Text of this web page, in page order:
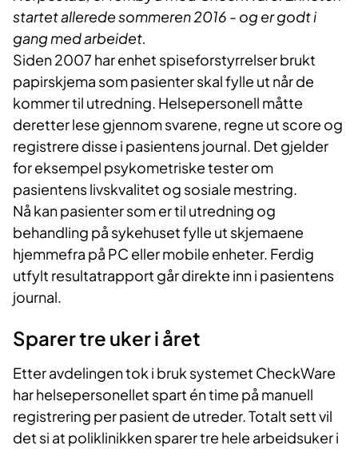
startet allerede sommeren 2016 - og er godt i
gang med arbeidet.
Siden 2007 har enhet spiseforstyrrelser brukt
papirskjema som pasienter skal fylle ut når de
kommer til utredning. Helsepersonell måtte
deretter lese gjennom svarene, regne ut score og
registrere disse i pasientens journal. Det gjelder
for eksempel psykometriske tester om
pasientens livskvalitet og sosiale mestring.
Nå kan pasienter som er til utredning og
behandling på sykehuset fylle ut skjemaene
hjemmefra på PC eller mobile enheter. Ferdig
utfylt resultatrapport går direkte inn i pasientens
journal.
Sparer tre uker i året
Etter avdelingen tok i bruk systemet CheckWare
har helsepersonellet spart én time på manuell
registrering per pasient de utreder. Totalt sett vil
det si at poliklinikken sparer tre hele arbeidsuker i